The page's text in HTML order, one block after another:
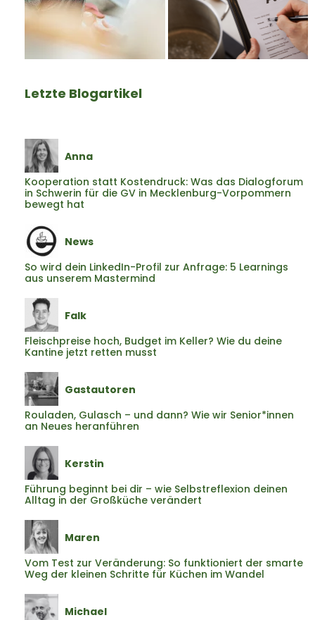
Letzte Blogartikel
Anna
Kooperation statt Kostendruck: Was das Dialogforum
in Schwerin für die GV in Mecklenburg-Vorpommern
bewegt hat
News
So wird dein LinkedIn-Profil zur Anfrage: 5 Learnings
aus unserem Mastermind
Falk
Fleischpreise hoch, Budget im Keller? Wie du deine
Kantine jetzt retten musst
Gastautoren
Rouladen, Gulasch – und dann? Wie wir Senior*innen
an Neues heranführen
Kerstin
Führung beginnt bei dir – wie Selbstreflexion deinen
Alltag in der Großküche verändert
Maren
Vom Test zur Veränderung: So funktioniert der smarte
Weg der kleinen Schritte für Küchen im Wandel
Michael